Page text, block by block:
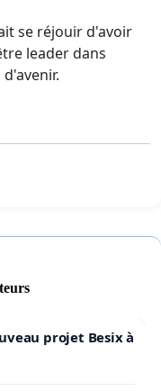
se réjouir d'avoir
leader dans
projet Besix à